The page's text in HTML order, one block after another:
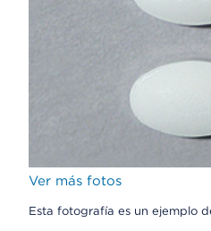
Ver más fotos
Esta fotografía es un ejemplo